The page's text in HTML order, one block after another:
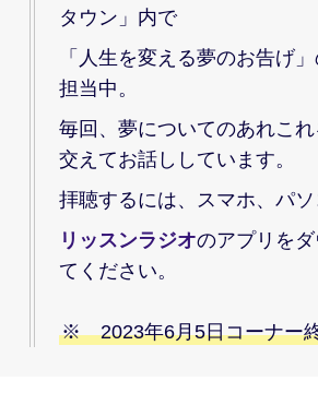
タウン」内で
「人生を変える夢のお告げ
担当中。
毎回、夢についてのあれこ
交えてお話ししています。
拝聴するには、スマホ、パ
リッスンラジオのアプリを
てください。
※ 2023年6月5日コーナー